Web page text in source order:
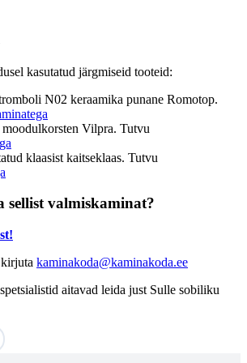
kasutatud järgmiseid tooteid:
N02 keraamika punane Romotop.
moodulkorsten Vilpra. Tutvu
klaasist kaitseklaas. Tutvu
sellist valmiskaminat?
kaminakoda@kaminakoda.ee
aitavad leida just Sulle sobiliku